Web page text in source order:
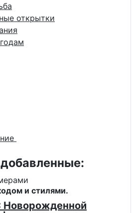
открытки
и стилями.
Новорожденной